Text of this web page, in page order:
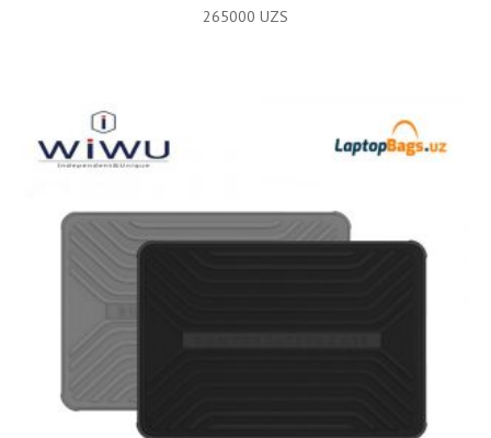
265000 UZS